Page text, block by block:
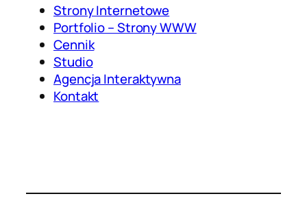
Strony Internetowe
Portfolio – Strony WWW
Cennik
Studio
Agencja Interaktywna
Kontakt